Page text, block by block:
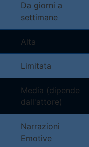
Da giorni a
settimane
Alta
Limitata
Media (dipende
dall'attore)
Narrazioni
Emotive